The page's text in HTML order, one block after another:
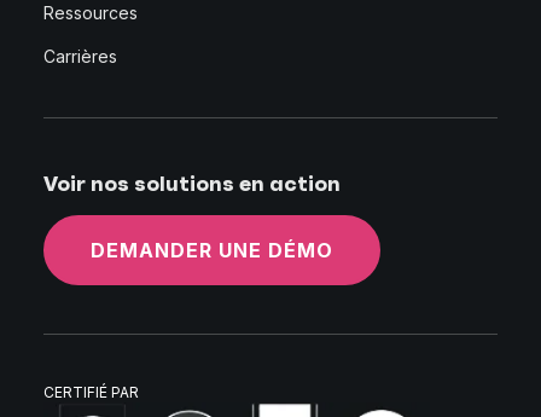
Ressources
Carrières
Voir nos solutions en action
DEMANDER UNE DÉMO
CERTIFIÉ PAR